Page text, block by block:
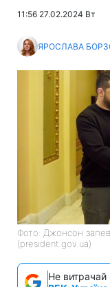
11:56 27.02.2024 Вт
ЯРОСЛАВА
Фото: Джонсон
(president.gov.ua)
Не витрачай